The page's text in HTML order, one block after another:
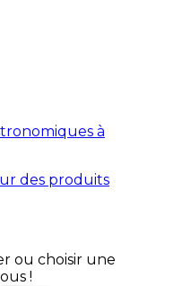
à
des produits
ou choisir une
!